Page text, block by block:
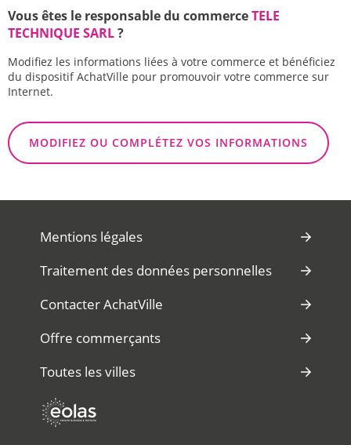
Vous êtes le responsable du commerceTELE
TECHNIQUE SARL?
Modifiez les informations liées à votre commerce et bénéficiez
du dispositif AchatVille pour promouvoir votre commerce sur
Internet.
MODIFIEZ OU COMPLÉTEZ VOS INFORMATIONS
Mentions légales
Traitement des données personnelles
Contacter AchatVille
Offre commerçants
Toutes les villes